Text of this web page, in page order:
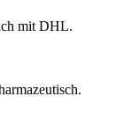
mit DHL.